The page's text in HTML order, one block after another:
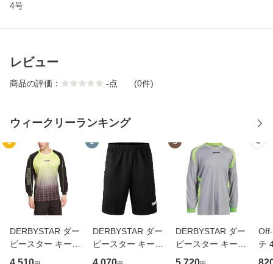
4号
レビュー
商品の評価： -点 (0件)
ウィークリーランキング
1
DERBYSTAR ダー
ビースター キーパ
ーシャツ ETENIA
2
DERBYSTAR ダー
ビースター キーパ
ーパンツ UWE パ
3
DERBYSTAR ダー
ビースター キーパ
ーシャツ APONI
4
チ
ー